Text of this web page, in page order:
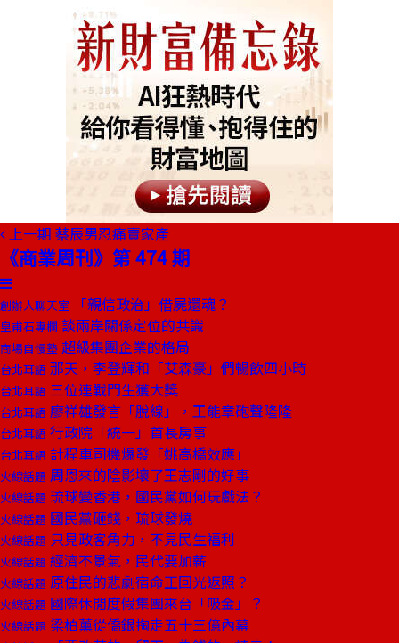
上一期 蔡辰男忍痛賣家產
《商業周刊》第 474 期
創辦人聊天室 「親信政治」借屍還魂？
皇甫石專欄 談兩岸關係定位的共識
商場自慢塾 超級集團企業的格局
台北耳語 那天，李登輝和「艾森豪」們暢飲四小時
台北耳語 三位連戰門生獲大獎
台北耳語 廖祥雄發言「脫線」，王能章砲聲隆隆
台北耳語 行政院「統一」首長房事
台北耳語 計程車司機爆發「姚高橋效應」
火線話題 周恩來的陰影壞了王志剛的好事
火線話題 琉球變香港，國民黨如何玩戲法？
火線話題 國民黨砸錢，琉球發燒
火線話題 只見政客角力，不見民生福利
火線話題 經濟不景氣，民代要加薪
火線話題 原住民的悲劇宿命正回光返照？
火線話題 國際休閒度假集團來台「吸金」？
火線話題 梁柏薰從僑銀掏走五十三億內幕